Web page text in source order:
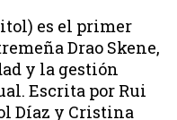
es el primer
Drao Skene,
y la gestión
Escrita por Rui
Díaz y Cristina